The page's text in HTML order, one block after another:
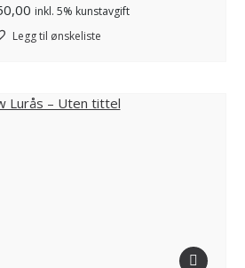
inkl. 5% kunstavgift
Legg til ønskeliste